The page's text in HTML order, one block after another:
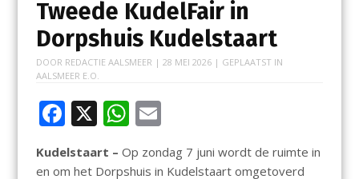
Tweede KudelFair in
Dorpshuis Kudelstaart
DOOR REDACTIE AALSMEER | 28 MEI 2026| GEPLAATST IN
AALSMEER E.O.
F
ac
e
X W
at
E
m
ai
Kudelstaart – Op zondag 7 juni wordt de ruimte in
en om het Dorpshuis in Kudelstaart omgetoverd